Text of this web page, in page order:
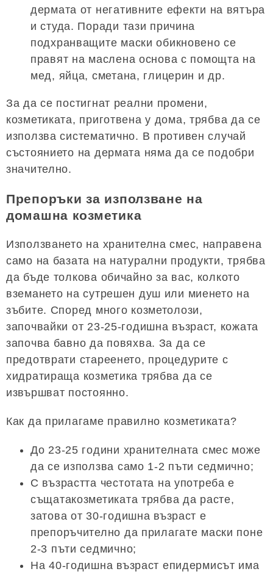
дермата от негативните ефекти на вятъра
и студа. Поради тази причина
подхранващите маски обикновено се
правят на маслена основа с помощта на
мед, яйца, сметана, глицерин и др.
За да се постигнат реални промени,
козметиката, приготвена у дома, трябва да се
използва систематично. В противен случай
състоянието на дермата няма да се подобри
значително.
Препоръки за използване на
домашна козметика
Използването на хранителна смес, направена
само на базата на натурални продукти, трябва
да бъде толкова обичайно за вас, колкото
вземането на сутрешен душ или миенето на
зъбите. Според много козметолози,
започвайки от 23-25-годишна възраст, кожата
започва бавно да повяхва. За да се
предотврати стареенето, процедурите с
хидратираща козметика трябва да се
извършват постоянно.
Как да прилагаме правилно козметиката?
До 23-25 ​​години хранителната смес може
да се използва само 1-2 пъти седмично;
С възрастта честотата на употреба е
същатакозметиката трябва да расте,
затова от 30-годишна възраст е
препоръчително да прилагате маски поне
2-3 пъти седмично;
На 40-годишна възраст епидермисът има